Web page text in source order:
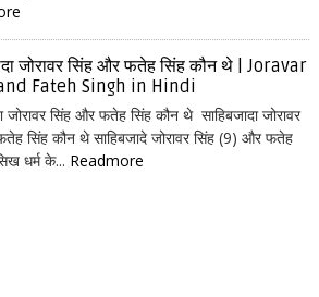
जोरावर सिंह और फतेह सिंह कौन थे | Joravar
Fateh Singh in Hindi
जोरावर सिंह और फतेह सिंह कौन थे साहिबजादा जोरावर
सिंह कौन थे साहिबजादे जोरावर सिंह (9) और फतेह
धर्म के... Readmore